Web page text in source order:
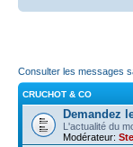
Consulter les messages
CRUCHOT & CO
Demandez
L'actualité du
Modérateur: